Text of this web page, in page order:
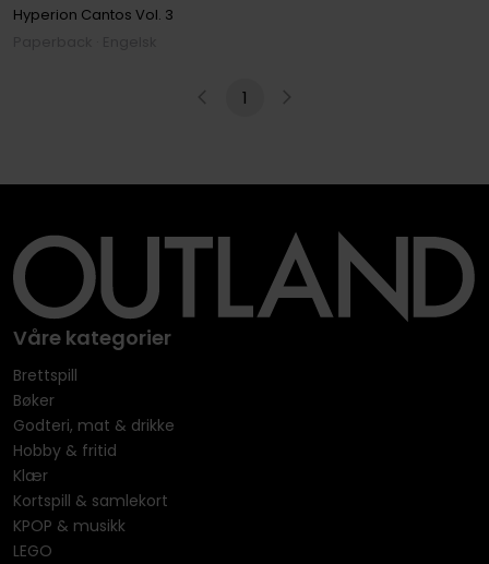
classic
Hyperion Cantos Vol. 3
1
Våre kategorier
Brettspill
Bøker
Godteri, mat & drikke
Hobby & fritid
Klær
Kortspill & samlekort
KPOP & musikk
LEGO